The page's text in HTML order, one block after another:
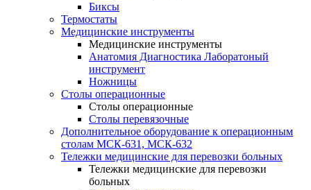
Биксы
Термостаты
Медицинские инструменты
Медицинские инструменты
Анатомия Диагностика Лаборатоный
инструмент
Ножницы
Столы операционные
Столы операционные
Столы перевязочные
Дополнительное оборудование к операционным
столам МСК-631, МСК-632
Тележки медицинские для перевозки больных
Тележки медицинские для перевозки
больных